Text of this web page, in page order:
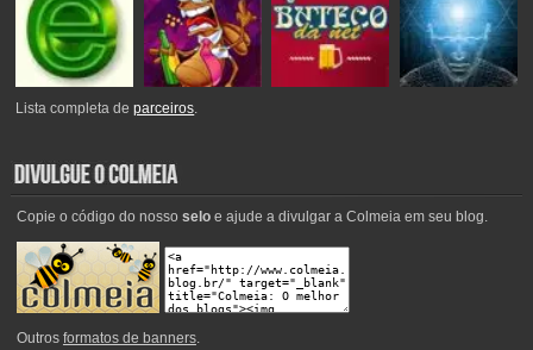
Lista completa deparceiros.
Copie o código do nosso seloe ajude a divulgar a Colmeia em seu blog.
Outros formatos de banners.